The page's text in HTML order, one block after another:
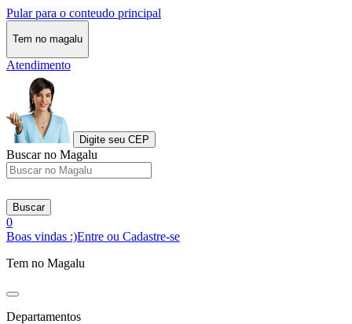
Pular para o conteudo principal
Tem no magalu
Atendimento
Digite seu CEP
Buscar no Magalu
Buscar
0
Boas vindas :)Entre ou Cadastre-se
Tem no Magalu
Departamentos